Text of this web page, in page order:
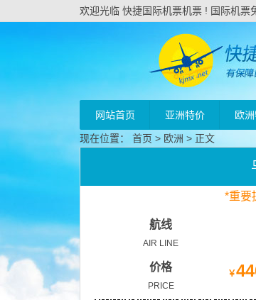
欢迎光临 快捷国际机票机票 ! 国际机票
网站首页 亚洲特价 欧
现在位置： 首页 > 欧洲 > 正文
*重要
航线
AIR LINE
价格
PRICE
￥